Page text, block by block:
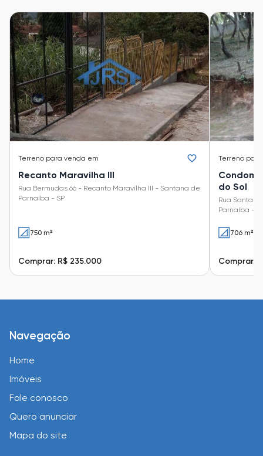
Terreno para venda em
Recanto Maravilha III
Rua Bermudas 66 - Recanto Maravilha III - Santana de
Parnaíba - SP
750 m²
Comprar: R$ 235.000
Terreno
do Sol
Rua Santa
Parnaíba -
706 m²
Comprar:
Navegação
Home
Imóveis
Fale conosco
Quero anunciar
Mapa do site